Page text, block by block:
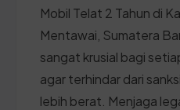
Mobil Telat 2 Tahun di
Mentawai, Sumatera
sangat krusial bagi
agar terhindar dari
lebih berat. Menjaga